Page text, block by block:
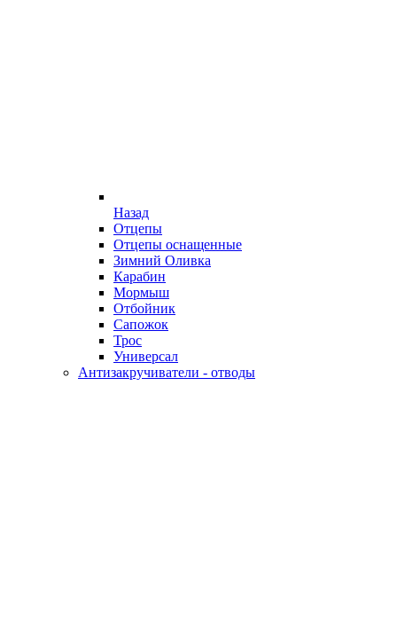
Назад
Отцепы
Отцепы оснащенные
Зимний Оливка
Карабин
Мормыш
Отбойник
Сапожок
Трос
Универсал
Антизакручиватели - отводы